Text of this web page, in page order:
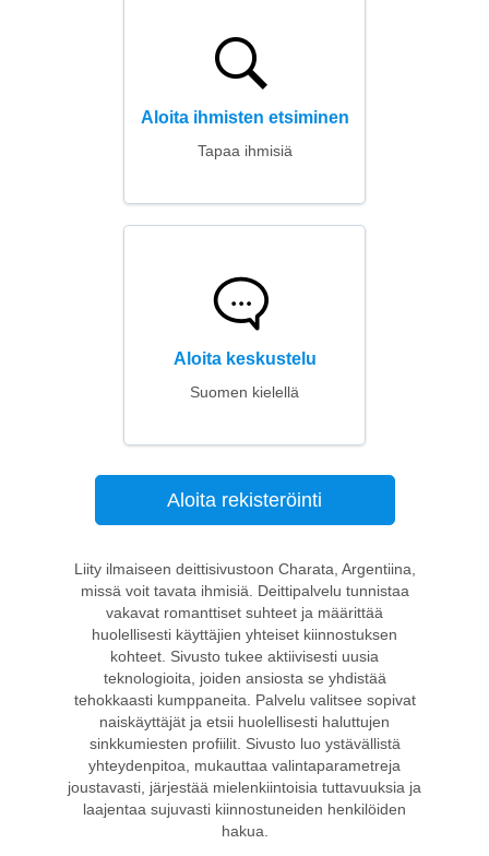
Aloita ihmisten etsiminen
Tapaa ihmisiä
Aloita keskustelu
Suomen kielellä
Aloita rekisteröinti
Liity ilmaiseen deittisivustoon Charata, Argentiina,
missä voit tavata ihmisiä. Deittipalvelu tunnistaa
vakavat romanttiset suhteet ja määrittää
huolellisesti käyttäjien yhteiset kiinnostuksen
kohteet. Sivusto tukee aktiivisesti uusia
teknologioita, joiden ansiosta se yhdistää
tehokkaasti kumppaneita. Palvelu valitsee sopivat
naiskäyttäjät ja etsii huolellisesti haluttujen
sinkkumiesten profiilit. Sivusto luo ystävällistä
yhteydenpitoa, mukauttaa valintaparametreja
joustavasti, järjestää mielenkiintoisia tuttavuuksia ja
laajentaa sujuvasti kiinnostuneiden henkilöiden
hakua.